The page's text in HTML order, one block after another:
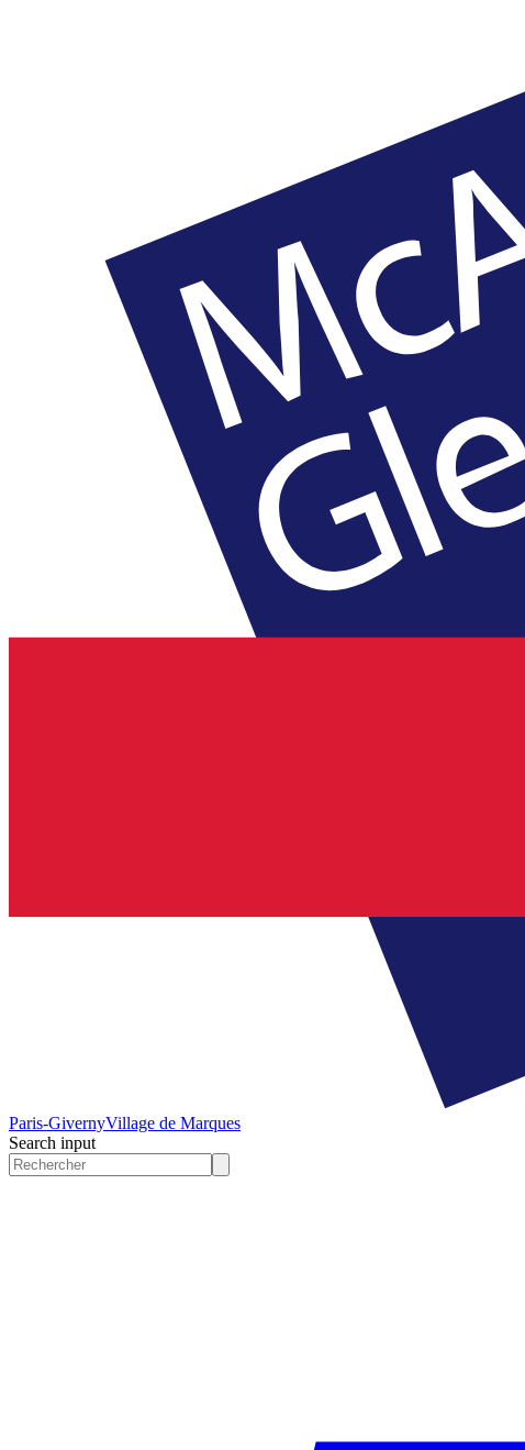
Paris-GivernyVillage de Marques
Search input